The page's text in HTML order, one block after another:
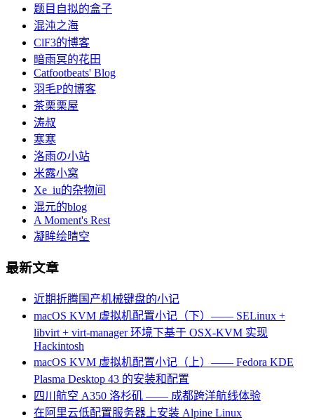
题目自拟的盒子
混沌之海
ClF3的博客
暗雨冥的花田
Catfootbeats' Blog
羽毛P的博客
茶栗栗屋
涛叔
寒寒
洛雨の小站
米露小窝
Xe_iu的杂物间
混元的blog
A Moment's Rest
凝眸绘晴空
最新文章
近期折腾国产机械键盘的小记
macOS KVM 虚拟机配置小记（下）—— SELinux +
libvirt + virt-manager 环境下基于 OSX-KVM 实现
Hackintosh
macOS KVM 虚拟机配置小记（上）—— Fedora KDE
Plasma Desktop 43 的安装和配置
四川航空 A350 洛杉矶 —— 成都跨洋航线体验
在阿里云低配置服务器上安装 Alpine Linux